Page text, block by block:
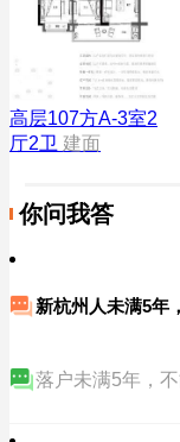
高层107方A-3室2
厅2卫 建面
你问我答
新杭州人未满5年
落户未满5年，